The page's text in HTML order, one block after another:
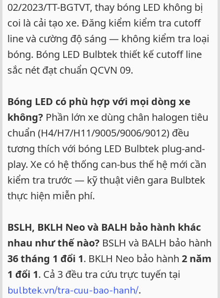
02/2023/TT-BGTVT, thay bóng LED không bị
coi là cải tạo xe. Đăng kiểm kiểm tra cutoff
line và cường độ sáng — không kiểm tra loại
bóng. Bóng LED Bulbtek thiết kế cutoff line
sắc nét đạt chuẩn QCVN 09.
Bóng LED có phù hợp với mọi dòng xe
không? Phần lớn xe dùng chân halogen tiêu
chuẩn (H4/H7/H11/9005/9006/9012) đều
tương thích với bóng LED Bulbtek plug-and-
play. Xe có hệ thống can-bus thế hệ mới cần
kiểm tra trước — kỹ thuật viên gara Bulbtek
thực hiện miễn phí.
BSLH, BKLH Neo và BALH bảo hành khác
nhau như thế nào? BSLH và BALH bảo hành
36 tháng 1 đổi 1. BKLH Neo bảo hành 2 năm
1 đổi 1. Cả 3 đều tra cứu trực tuyến tại
bulbtek.vn/tra-cuu-bao-hanh/.